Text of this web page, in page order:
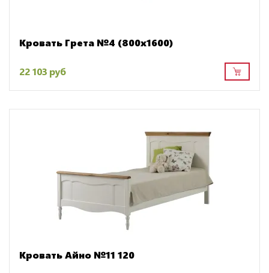
Кровать Грета №4 (800х1600)
22 103 руб
Кровать Айно №11 120